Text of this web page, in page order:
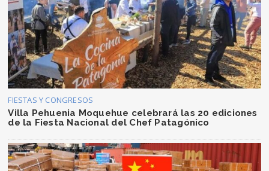
FIESTAS Y CONGRESOS
Villa Pehuenia Moquehue celebrará las 20 ediciones
de la Fiesta Nacional del Chef Patagónico